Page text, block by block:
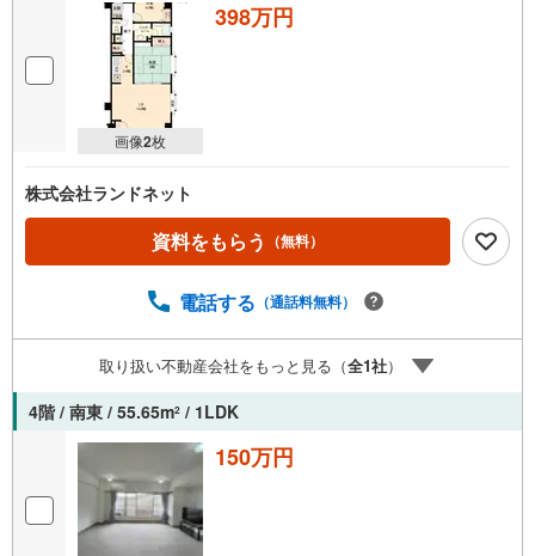
画像2枚
398万円
株式会社ランドネット
資料をもらう （無料）
電話する （通話料無料）
取り扱い不動産会社をもっと見る（全1社）
4階 / 南東 / 55.65m2 / 1LDK
150万円